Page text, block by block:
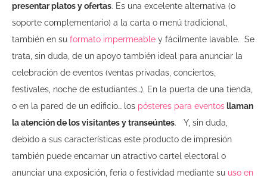
presentar platos y ofertas. Es una excelente alternativa (o
soporte complementario) a la carta o menú tradicional,
también en su formato impermeable y fácilmente lavable. Se
trata, sin duda, de un apoyo también ideal para anunciar la
celebración de eventos (ventas privadas, conciertos,
festivales, noche de estudiantes…). En la puerta de una tienda,
o en la pared de un edificio… los pósteres para eventos llaman
la atención de los visitantes y transeúntes.
Y, sin duda,
debido a sus características este producto de impresión
también puede encarnar un atractivo cartel electoral o
anunciar una exposición, feria o festividad mediante su uso en